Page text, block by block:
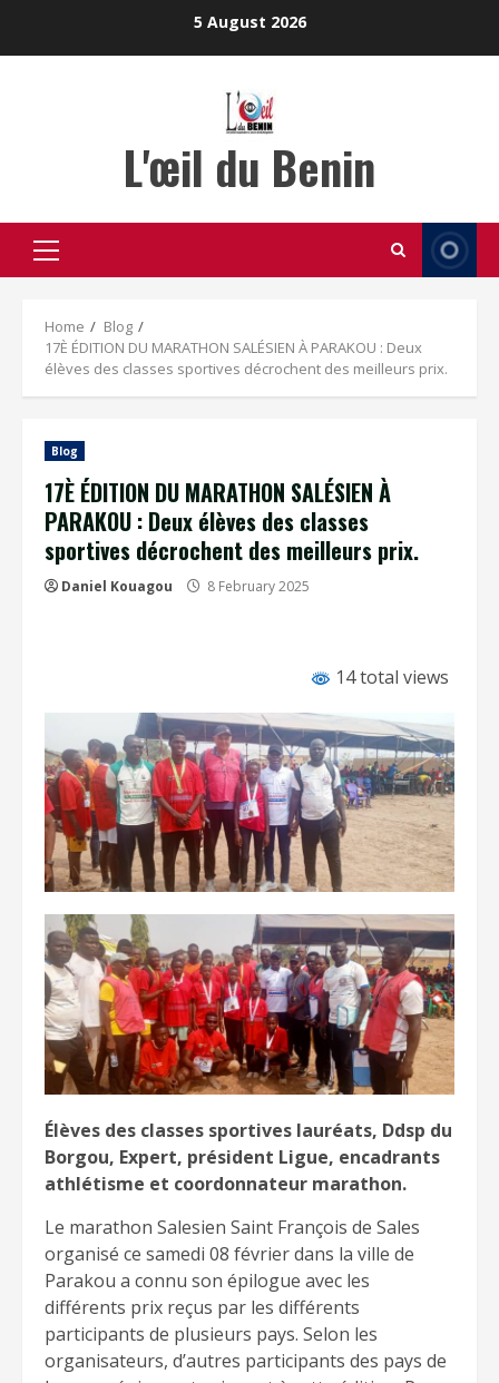
5 August 2026
L'œil du Benin
Primary
Menu
Home
Blog
17È ÉDITION DU MARATHON SALÉSIEN À PARAKOU : Deux
élèves des classes sportives décrochent des meilleurs prix.
Blog
17È ÉDITION DU MARATHON SALÉSIEN À
PARAKOU : Deux élèves des classes
sportives décrochent des meilleurs prix.
Daniel Kouagou 8 February 2025
14 total views
Élèves des classes sportives lauréats, Ddsp du
Borgou, Expert, président Ligue, encadrants
athlétisme et coordonnateur marathon.
Le marathon Salesien Saint François de Sales
organisé ce samedi 08 février dans la ville de
Parakou a connu son épilogue avec les
différents prix reçus par les différents
participants de plusieurs pays. Selon les
organisateurs, d’autres participants des pays de